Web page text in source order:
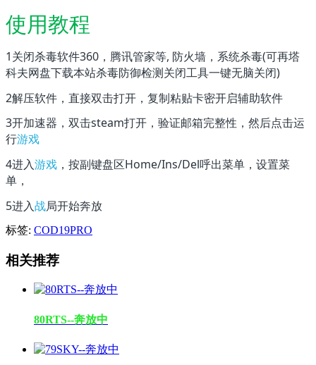
使用教程
1关闭杀毒软件360，腾讯管家等, 防火墙，系统杀毒(可再塔
科夫网盘下载本站杀毒防御检测关闭工具一键无脑关闭)
2解压软件，直接双击打开，复制粘贴卡密开启辅助软件
3开加速器，双击steam打开，验证邮箱完整性，然后点击运
行游戏
4进入游戏 ，按副键盘区Home/Ins/Del呼出菜单，设置菜
单，
5进入战局开始奔放
标签: COD19PRO
相关推荐
80RTS--奔放中